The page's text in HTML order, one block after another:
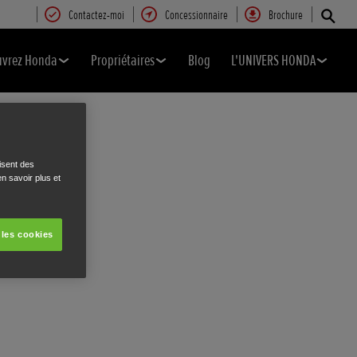
Contactez-moi Concessionnaire Brochure
Honda Propriétaires Blog L'UNIVERS HONDA
des
savoir plus et
cookies